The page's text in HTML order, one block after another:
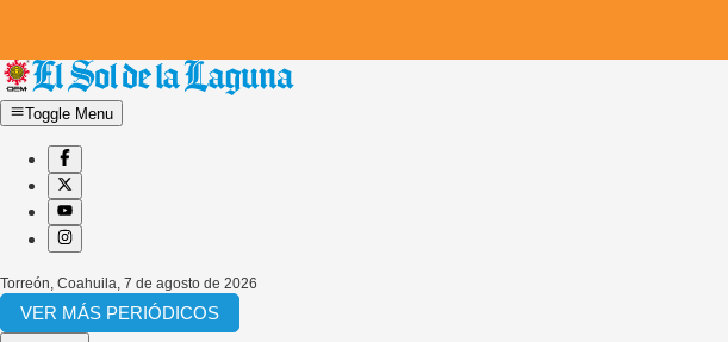
Toggle Menu
Torreón, Coahuila 7 de agosto de 2026
VER MÁS PERIÓDICOS